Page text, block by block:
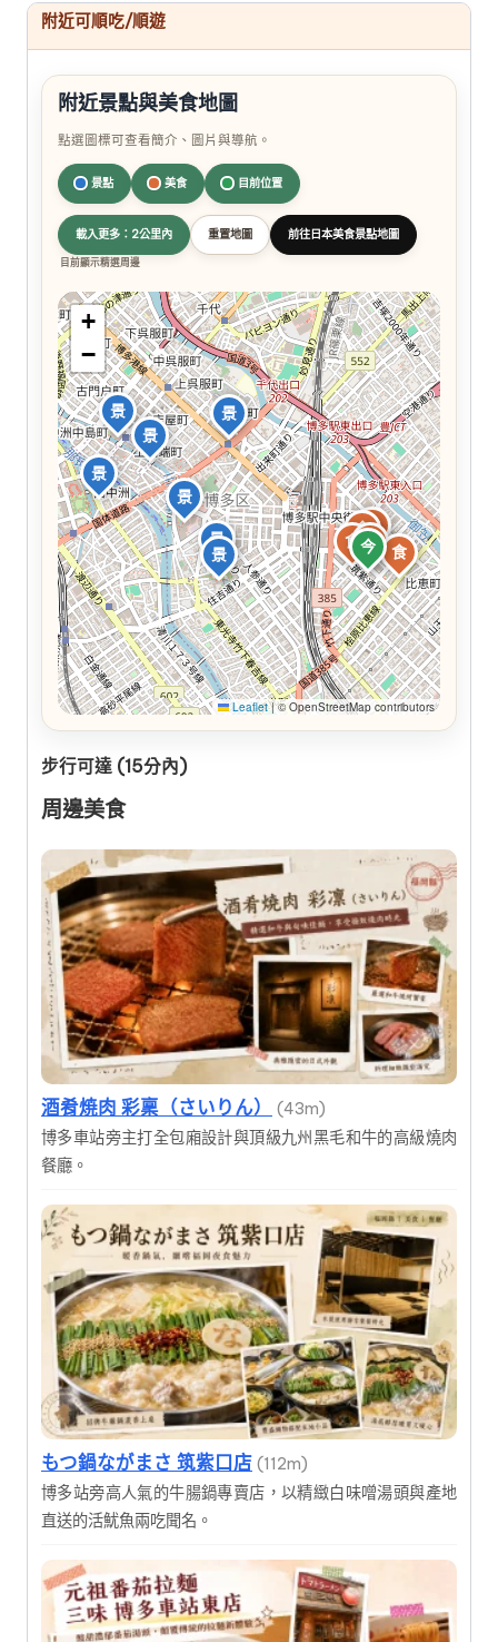
附近可順吃/順遊
附近景點與美食地圖
點選圖標可查看簡介、圖片與導航。
景點 美食 目前位置
載入更多：2公里內 重置地圖 前往日本美食景點地圖
目前顯示精選周邊
今
景 景
景
景
景
景
景
食食
食
食
食
+
−
Leaflet |© OpenStreetMap contributors
步行可達 (15分內)
周邊美食
酒肴焼肉 彩稟（さいりん）
(43m)
博多車站旁主打全包廂設計與頂級九州黑毛和牛的高級燒肉
餐廳。
もつ鍋ながまさ 筑紫口店 (112m)
博多站旁高人氣的牛腸鍋專賣店，以精緻白味噌湯頭與產地
直送的活魷魚兩吃聞名。